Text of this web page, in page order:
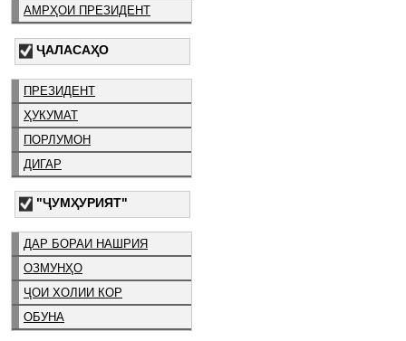
АМРҲОИ ПРЕЗИДЕНТ
ҶАЛАСАҲО
ПРЕЗИДЕНТ
ҲУКУМАТ
ПОРЛУМОН
ДИГАР
"ҶУМҲУРИЯТ"
ДАР БОРАИ НАШРИЯ
ОЗМУНҲО
ҶОИ ХОЛИИ КОР
ОБУНА